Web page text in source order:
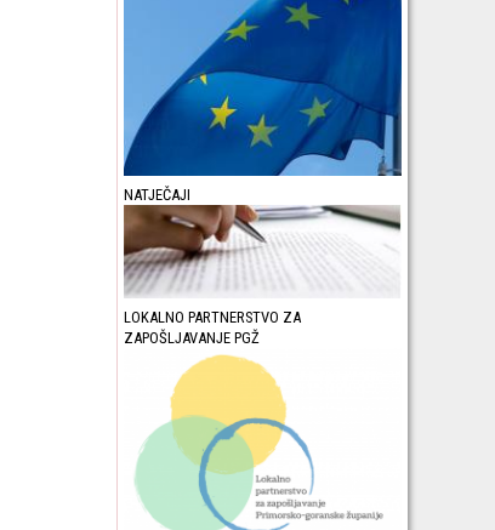
NATJEČAJI
LOKALNO PARTNERSTVO ZA
ZAPOŠLJAVANJE PGŽ